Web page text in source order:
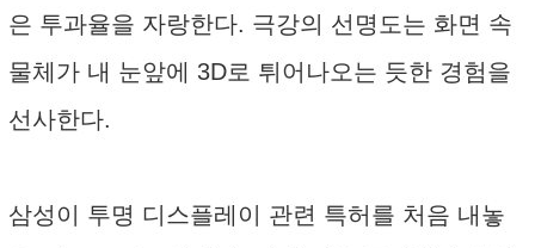
은 투과율을 자랑한다. 극강의 선명도는 화면 속
물체가 내 눈앞에 3D로 튀어나오는 듯한 경험을
선사한다.
삼성이 투명 디스플레이 관련 특허를 처음 내놓